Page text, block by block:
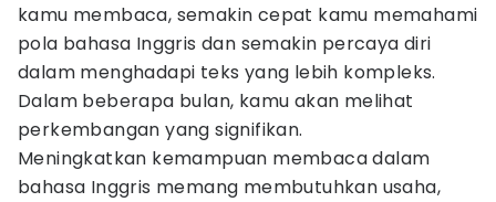
kamu membaca, semakin cepat kamu memahami
pola bahasa Inggris dan semakin percaya diri
dalam menghadapi teks yang lebih kompleks.
Dalam beberapa bulan, kamu akan melihat
perkembangan yang signifikan.
Meningkatkan kemampuan membaca dalam
bahasa Inggris memang membutuhkan usaha,